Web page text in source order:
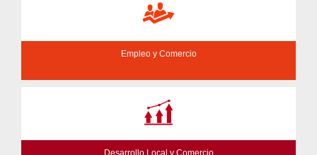
Empleo y Comercio
Desarrollo Local y Comercio